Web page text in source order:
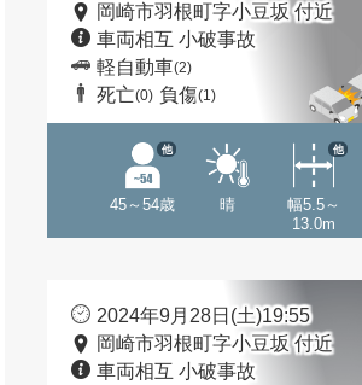
岡崎市羽根町字小豆坂 付近
車両相互 小破事故
軽自動車(2)
死亡(0) 負傷(1)
45～54歳
他
晴
幅5.5～
13.0m
他
2024年9月28日(土)19:55
岡崎市羽根町字小豆坂 付近
車両相互 小破事故